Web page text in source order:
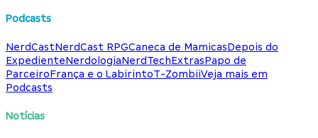
Podcasts
NerdCastNerdCast RPGCaneca de MamicasDepois do
ExpedienteNerdologiaNerdTechExtrasPapo de
ParceiroFrança e o LabirintoT-ZombiiVeja mais em
Podcasts
Notícias